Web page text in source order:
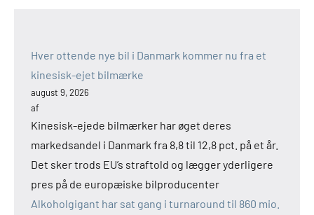
Hver ottende nye bil i Danmark kommer nu fra et
kinesisk-ejet bilmærke
august 9, 2026
af
Kinesisk-ejede bilmærker har øget deres
markedsandel i Danmark fra 8,8 til 12,8 pct. på et år.
Det sker trods EU’s straftold og lægger yderligere
pres på de europæiske bilproducenter
Alkoholgigant har sat gang i turnaround til 860 mio.